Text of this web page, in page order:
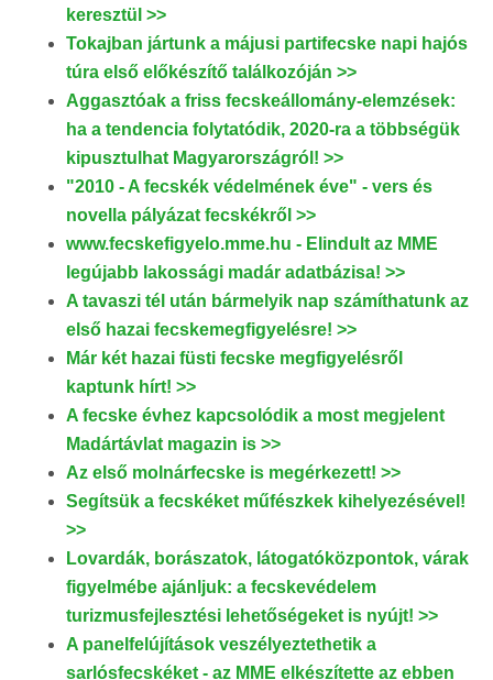
keresztül >>
Tokajban jártunk a májusi partifecske napi hajós
túra első előkészítő találkozóján >>
Aggasztóak a friss fecskeállomány-elemzések:
ha a tendencia folytatódik, 2020-ra a többségük
kipusztulhat Magyarországról! >>
"2010 - A fecskék védelmének éve" - vers és
novella pályázat fecskékről >>
www.fecskefigyelo.mme.hu - Elindult az MME
legújabb lakossági madár adatbázisa! >>
A tavaszi tél után bármelyik nap számíthatunk az
első hazai fecskemegfigyelésre! >>
Már két hazai füsti fecske megfigyelésről
kaptunk hírt! >>
A fecske évhez kapcsolódik a most megjelent
Madártávlat magazin is >>
Az első molnárfecske is megérkezett! >>
Segítsük a fecskéket műfészkek kihelyezésével!
>>
Lovardák, borászatok, látogatóközpontok, várak
figyelmébe ajánljuk: a fecskevédelem
turizmusfejlesztési lehetőségeket is nyújt! >>
A panelfelújítások veszélyeztethetik a
sarlósfecskéket - az MME elkészítette az ebben